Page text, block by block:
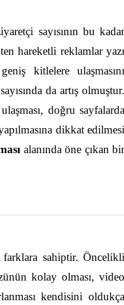
sayısının bu kadar
hareketli reklamlar yazı
kitlelere ulaşmasını
sayısında da artış olmuştur.
doğru sayfalarda
dikkat edilmesi
alanında öne çıkan
sahiptir. Öncelikli
kolay olması, video
kendisini oldukça